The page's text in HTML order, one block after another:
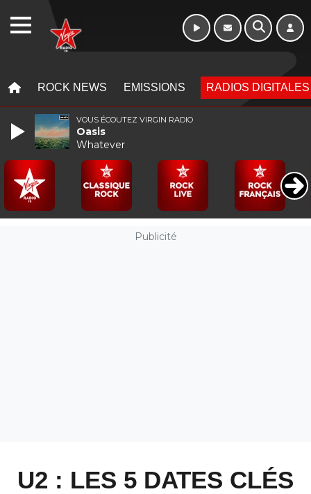
ROCK NEWS EMISSIONS RADIOS DIGITALES
Publicité
U2 : LES 5 DATES CLÉS
VOUS ÉCOUTEZ VIRGIN RADIO
Oasis
Whatever
WEBRADIO